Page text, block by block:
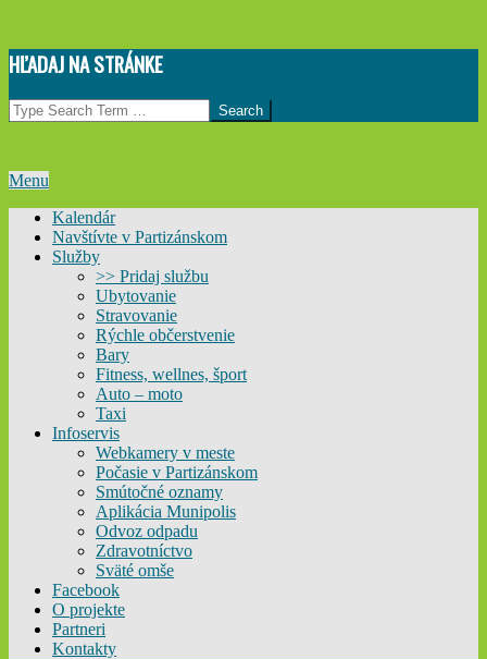
Skip
to
content
HĽADAJ NA STRÁNKE
Search
Primary
Menu
Menu
Kalendár
Navštívte v Partizánskom
Služby
>> Pridaj službu
Ubytovanie
Stravovanie
Rýchle občerstvenie
Bary
Fitness, wellnes, šport
Auto – moto
Taxi
Infoservis
Webkamery v meste
Počasie v Partizánskom
Smútočné oznamy
Aplikácia Munipolis
Odvoz odpadu
Zdravotníctvo
Sväté omše
Facebook
O projekte
Partneri
Kontakty